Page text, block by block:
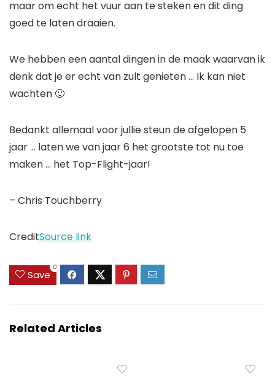
maar om echt het vuur aan te steken en dit ding
goed te laten draaien.
We hebben een aantal dingen in de maak waarvan ik
denk dat je er echt van zult genieten … Ik kan niet
wachten 🙂
Bedankt allemaal voor jullie steun de afgelopen 5
jaar … laten we van jaar 6 het grootste tot nu toe
maken … het Top-Flight-jaar!
– Chris Touchberry
CreditSource link
Save
0
Related Articles